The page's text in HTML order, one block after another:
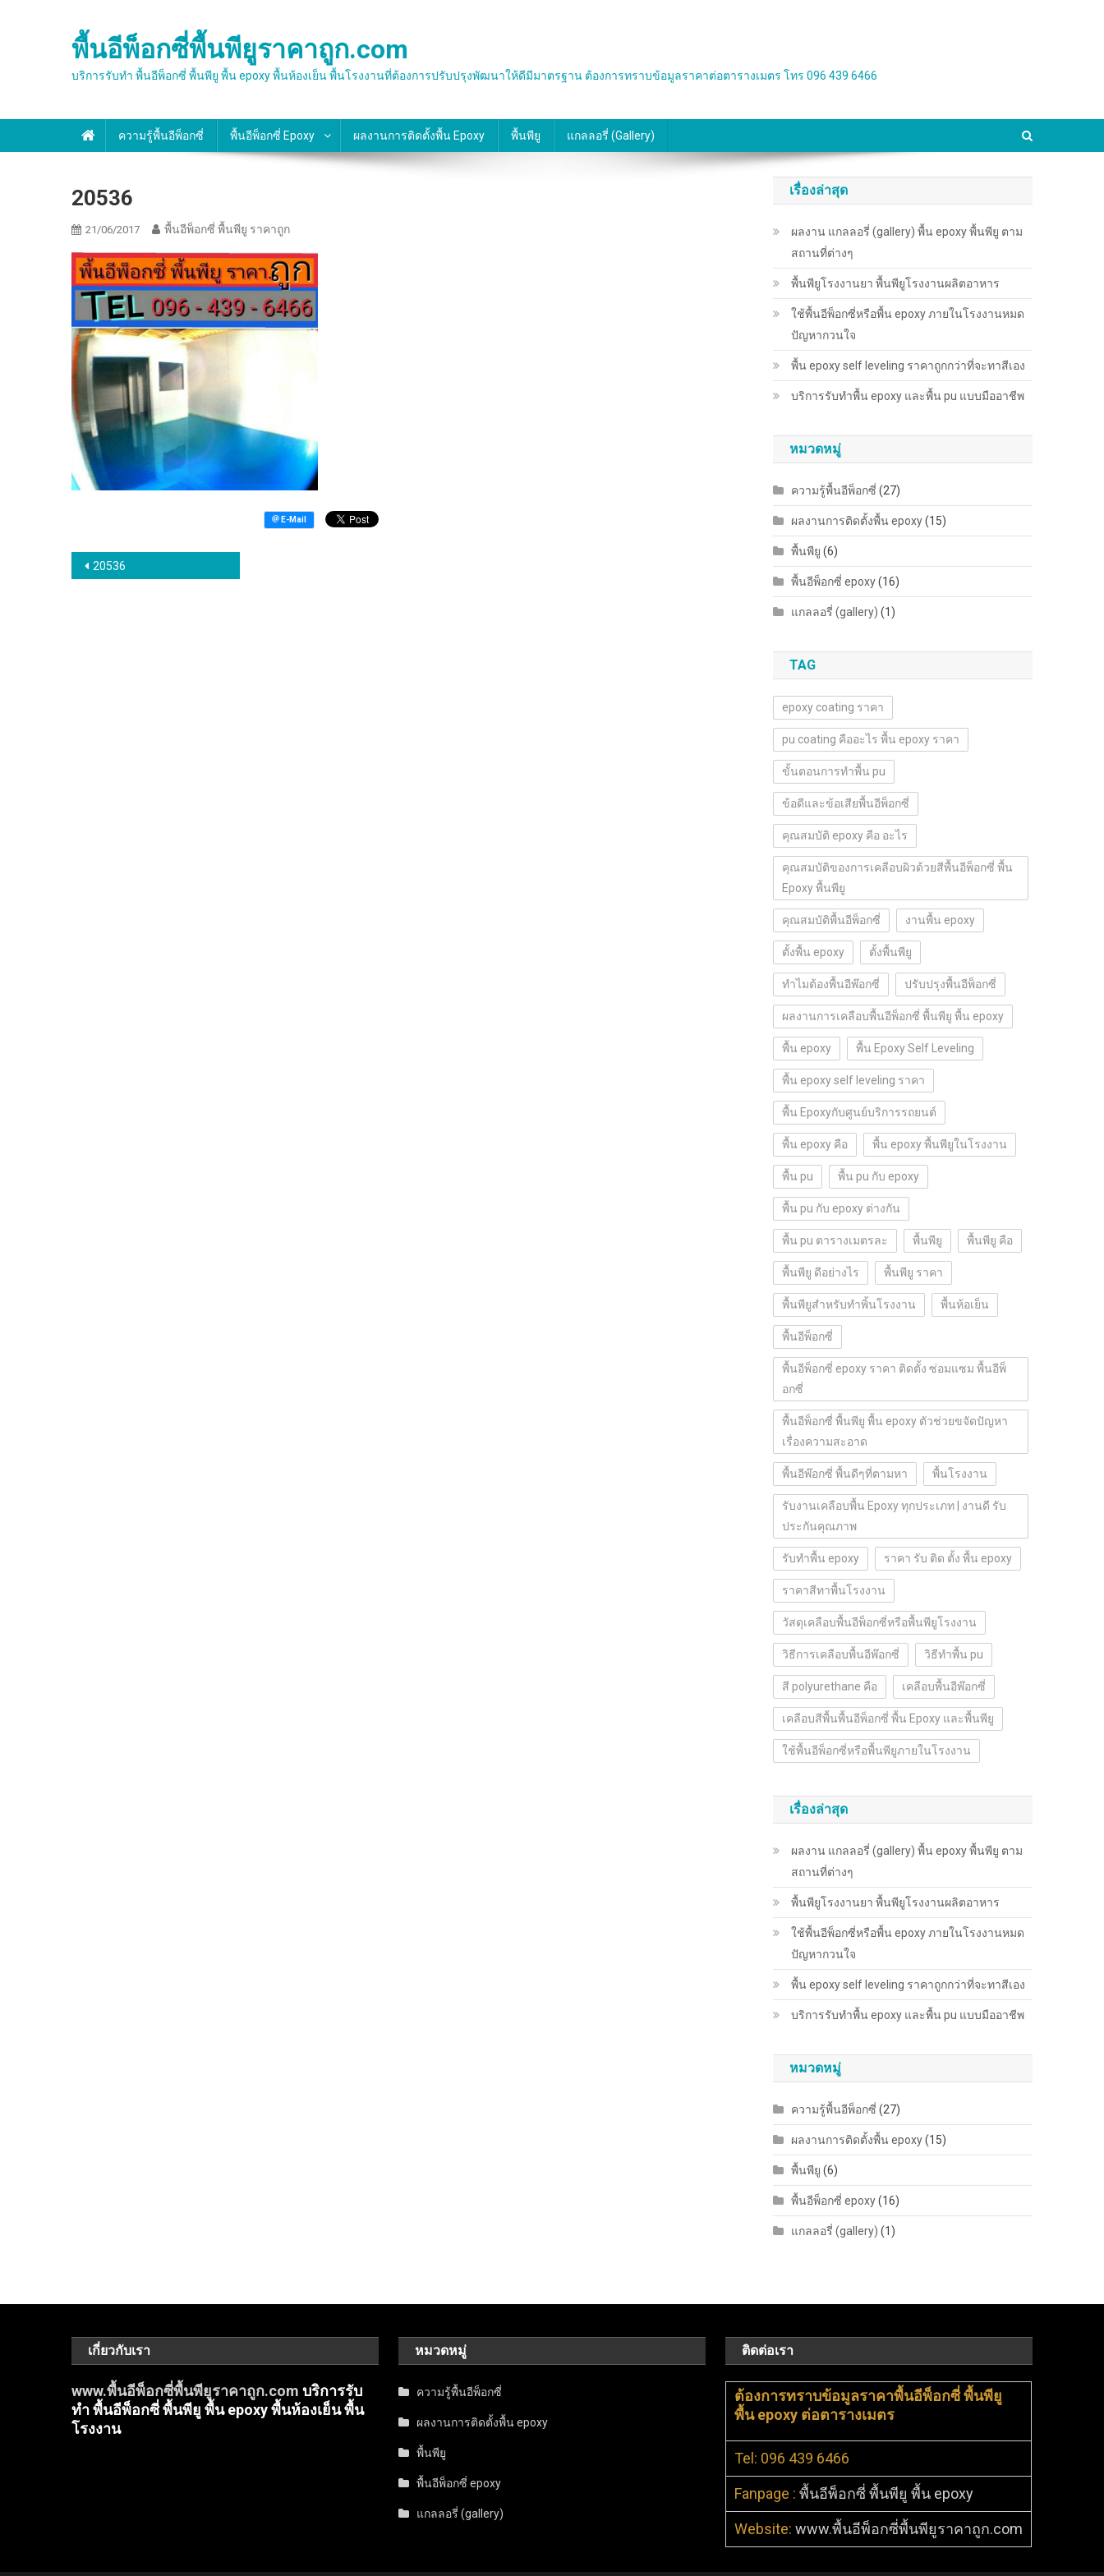
พื้นอีพ็อกซี่พื้นพียูราคาถูก.com
บริการรับทำ พื้นอีพ็อกซี่ พื้นพียู พื้น epoxy พื้นห้องเย็น พื้นโรงงานที่ต้องการปรับปรุงพัฒนาให้ดีมีมาตรฐาน ต้องการทราบข้อมูลราคาต่อตารางเมตร โทร 096 439 6466
ความรู้พื้นอีพ็อกซี่ พื้นอีพ็อกซี่ Epoxy ผลงานการติดตั้งพื้น Epoxy พื้นพียู แกลลอรี่ (gallery)
20536
21/06/2017 พื้นอีพ็อกซี่ พื้นพียู ราคาถูก
แนะแนว
20536
เรื่องล่าสุด
ผลงาน แกลลอรี่ (gallery) พื้น epoxy พื้นพียู ตาม
สถานที่ต่างๆ
พื้นพียู​โรงงานยา พื้นพียู​โรงงานผลิตอาหาร
ใช้พื้นอีพ็อกซี่หรือพื้น epoxy ภายในโรงงานหมด
ปัญหากวนใจ
พื้น epoxy self leveling ราคาถูกกว่าที่จะทาสีเอง
บริการรับทำพื้น epoxy และพื้น pu แบบมืออาชีพ
หมวดหมู่
ความรู้พื้นอีพ็อกซี่ (27)
ผลงานการติดตั้งพื้น epoxy(15)
พื้นพียู (6)
พื้นอีพ็อกซี่ epoxy(16)
แกลลอรี่ (gallery) (1)
TAG
epoxy coating ราคา
pu coating คืออะไร พื้น epoxy ราคา
ขั้นตอนการทำพื้น pu
ข้อดีและข้อเสียพื้นอีพ็อกซี่
คุณสมบัติ epoxy คือ อะไร
คุณสมบัติของการเคลือบผิวด้วยสีพื้นอีพ็อกซี่ พื้น
Epoxy พื้นพียู
คุณสมบัติพื้นอีพ็อกซี่ งานพื้น epoxy
ตั้งพื้น epoxy ตั้งพื้นพียู
ทำไมต้องพื้นอีพ๊อกซี่ ปรับปรุงพื้นอีพ็อกซี่
ผลงานการเคลือบพื้นอีพ็อกซี่ พื้นพียู พื้น epoxy
พื้น epoxy พื้น Epoxy Self Leveling
พื้น epoxy self leveling ราคา
พื้น Epoxyกับศูนย์บริการรถยนต์
พื้น epoxy คือ พื้น epoxy พื้นพียูในโรงงาน
พื้น pu พื้น pu กับ epoxy
พื้น pu กับ epoxy ต่างกัน
พื้น pu ตารางเมตรละ พื้นพียู พื้นพียู คือ
พื้นพียู ดีอย่างไร พื้นพียู ราคา
พื้นพียูสำหรับทำพิ้นโรงงาน พื้นห้อเย็น
พื้นอีพ็อกซี่
พื้นอีพ็อกซี่ epoxy ราคา ติดตั้ง ซ่อมแซม พื้นอีพ็
อกซี่
พื้นอีพ็อกซี่ พื้นพียู พื้น epoxy ตัวช่วยขจัดปัญหา
เรื่องความสะอาด
พื้นอีพ๊อกซี่ พื้นดีๆที่ตามหา พื้นโรงงาน
รับงานเคลือบพื้น Epoxy ทุกประเภท | งานดี รับ
ประกันคุณภาพ
รับทำพื้น epoxy ราคา รับ ติด ตั้ง พื้น epoxy
ราคาสีทาพื้นโรงงาน
วัสดุเคลือบพื้นอีพ็อกซี่หรือพื้นพียูโรงงาน
วิธีการเคลือบพื้นอีพ๊อกซี่ วิธีทำพื้น pu
สี polyurethane คือ เคลือบพื้นอีพ๊อกซี่
เคลือบสีพื้นพื้นอีพ็อกซี่ พื้น Epoxy และพื้นพียู
ใช้พื้นอีพ็อกซี่หรือพื้นพียูภายในโรงงาน
เรื่องล่าสุด
ผลงาน แกลลอรี่ (gallery) พื้น epoxy พื้นพียู ตาม
สถานที่ต่างๆ
พื้นพียู​โรงงานยา พื้นพียู​โรงงานผลิตอาหาร
ใช้พื้นอีพ็อกซี่หรือพื้น epoxy ภายในโรงงานหมด
ปัญหากวนใจ
พื้น epoxy self leveling ราคาถูกกว่าที่จะทาสีเอง
บริการรับทำพื้น epoxy และพื้น pu แบบมืออาชีพ
หมวดหมู่
ความรู้พื้นอีพ็อกซี่ (27)
ผลงานการติดตั้งพื้น epoxy(15)
พื้นพียู (6)
พื้นอีพ็อกซี่ epoxy(16)
แกลลอรี่ (gallery) (1)
เกี่ยวกับเรา
www.พื้นอีพ็อกซี่พื้นพียูราคาถูก.com บริการรับ
ทำ พื้นอีพ็อกซี่ พื้นพียู พื้น epoxy พื้นห้องเย็น พื้น
โรงงาน
หมวดหมู่
ความรู้พื้นอีพ็อกซี่
ผลงานการติดตั้งพื้น epoxy
พื้นพียู
พื้นอีพ็อกซี่ epoxy
แกลลอรี่ (gallery)
ติดต่อเรา
ต้องการทราบข้อมูลราคาพื้นอีพ็อกซี่ พื้นพียู
พื้น epoxy ต่อตารางเมตร
Tel: 096 439 6466
Fanpage : พื้นอีพ็อกซี่ พื้นพียู พื้น epoxy
Website: www.พื้นอีพ็อกซี่พื้นพียูราคาถูก.com